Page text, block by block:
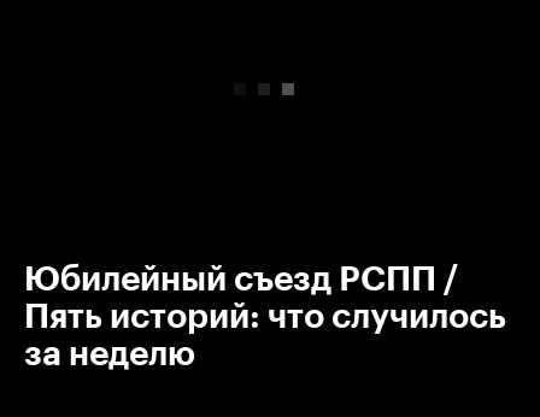
Юбилейный съезд РСПП /
Пять историй: что случилось
за неделю